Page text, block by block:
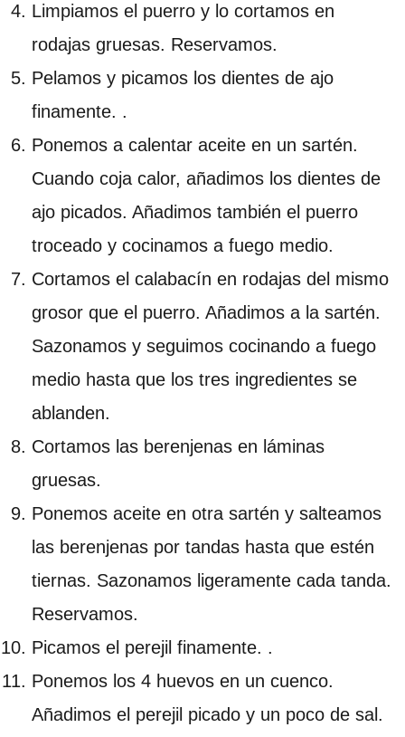
Limpiamos el puerro y lo cortamos en
rodajas gruesas. Reservamos.
Pelamos y picamos los dientes de ajo
finamente. .
Ponemos a calentar aceite en un sartén.
Cuando coja calor, añadimos los dientes de
ajo picados. Añadimos también el puerro
troceado y cocinamos a fuego medio.
Cortamos el calabacín en rodajas del mismo
grosor que el puerro. Añadimos a la sartén.
Sazonamos y seguimos cocinando a fuego
medio hasta que los tres ingredientes se
ablanden.
Cortamos las berenjenas en láminas
gruesas.
Ponemos aceite en otra sartén y salteamos
las berenjenas por tandas hasta que estén
tiernas. Sazonamos ligeramente cada tanda.
Reservamos.
Picamos el perejil finamente. .
Ponemos los 4 huevos en un cuenco.
Añadimos el perejil picado y un poco de sal.